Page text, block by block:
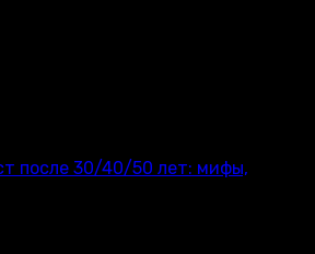
после 30/40/50 лет: мифы,